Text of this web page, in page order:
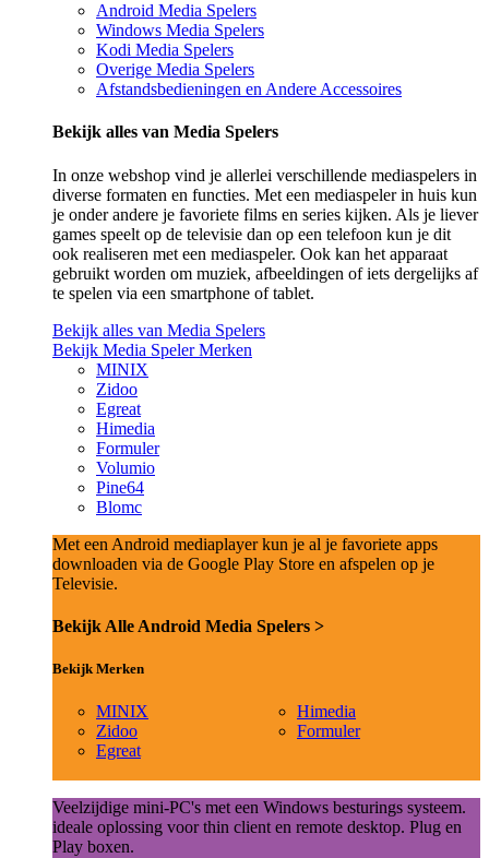
Android Media Spelers
Windows Media Spelers
Kodi Media Spelers
Overige Media Spelers
Afstandsbedieningen en Andere Accessoires
Bekijk alles van Media Spelers
In onze webshop vind je allerlei verschillende mediaspelers in
diverse formaten en functies. Met een mediaspeler in huis kun
je onder andere je favoriete films en series kijken. Als je liever
games speelt op de televisie dan op een telefoon kun je dit
ook realiseren met een mediaspeler. Ook kan het apparaat
gebruikt worden om muziek, afbeeldingen of iets dergelijks af
te spelen via een smartphone of tablet.
Bekijk alles van Media Spelers
Bekijk Media Speler Merken
MINIX
Zidoo
Egreat
Himedia
Formuler
Volumio
Pine64
Blomc
Met een Android mediaplayer kun je al je favoriete apps
downloaden via de Google Play Store en afspelen op je
Televisie.
Bekijk Alle Android Media Spelers >
Bekijk Merken
MINIX
Zidoo
Egreat
Himedia
Formuler
Veelzijdige mini-PC's met een Windows besturings systeem.
ideale oplossing voor thin client en remote desktop. Plug en
Play boxen.